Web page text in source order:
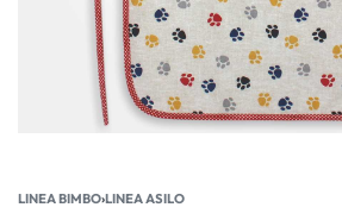
LINEA BIMBO›LINEA ASILO